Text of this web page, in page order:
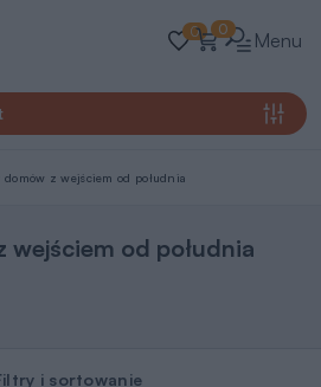
0 0 Menu
domów z wejściem od południa
wejściem od południa
i sortowanie